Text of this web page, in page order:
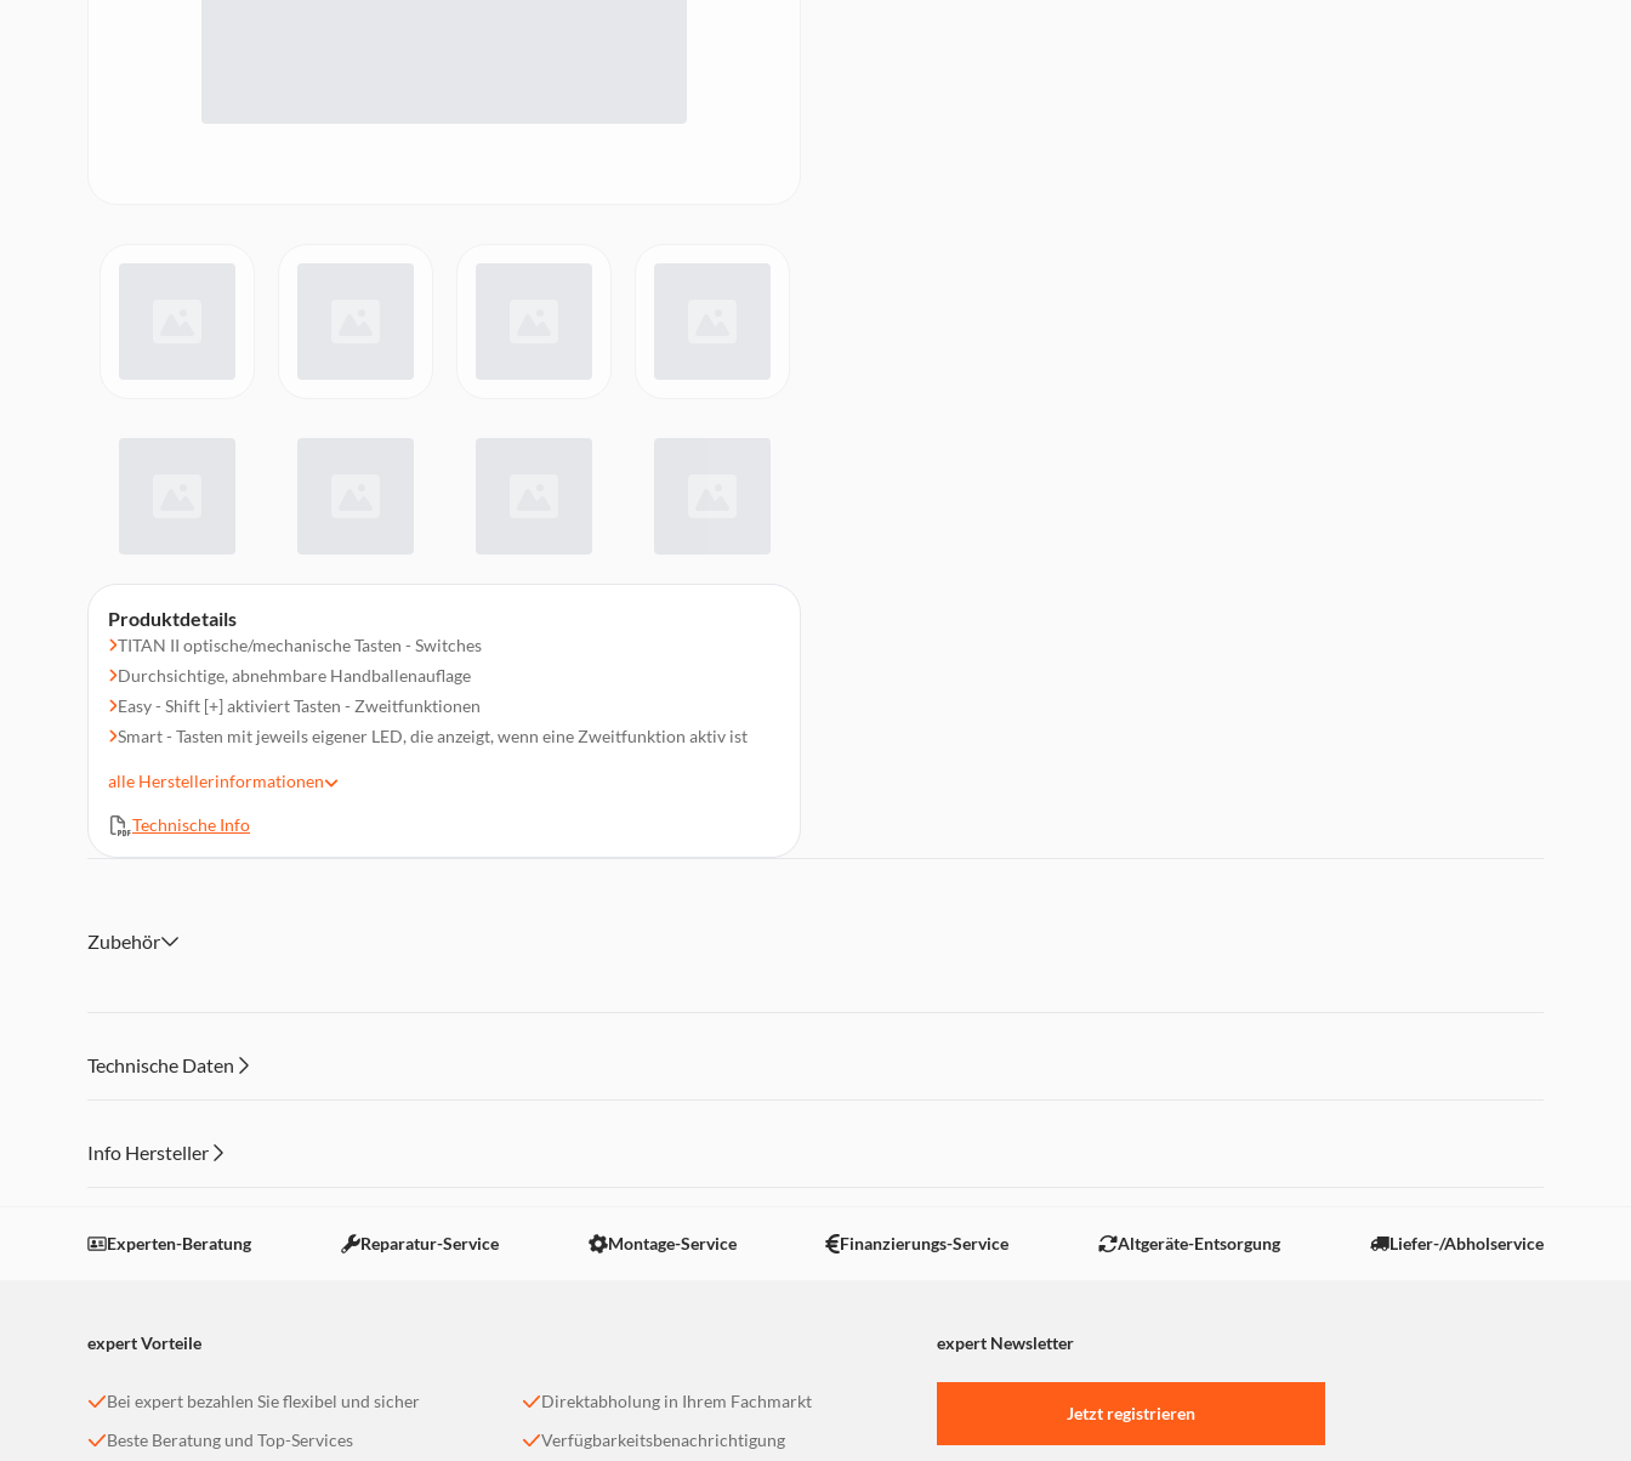
Produktdetails
TITAN II optische/mechanische Tasten - Switches
Durchsichtige, abnehmbare Handballenauflage
Easy - Shift [+] aktiviert Tasten - Zweitfunktionen
Smart - Tasten mit jeweils eigener LED, die anzeigt, wenn eine Zweitfunktion aktiv ist
On - Board - Speicher für bis zu 4 Benutzerprofile
HD AIMO™ RGB - Beleuchtung
alle Herstellerinformationen
Technische Info
Zubehör
Technische Daten
Info Hersteller
Einstellungen anpassen
Experten-Beratung Reparatur-Service Montage-Service Finanzierungs-Service Altgeräte-Entsorgung Liefer-/Abholservice
expert Vorteile expert Newsletter
Bei expert bezahlen Sie flexibel und sicher
Beste Beratung und Top-Services
Direktabholung in Ihrem Fachmarkt
Verfügbarkeitsbenachrichtigung
Jetzt registrieren